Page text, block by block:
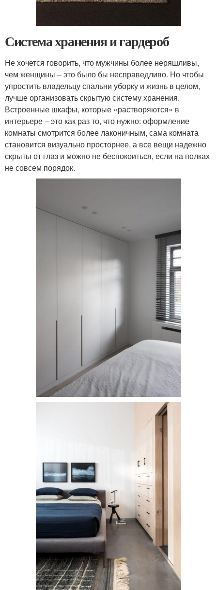
Система хранения и гардероб
Не хочется говорить, что мужчины более неряшливы,
чем женщины – это было бы несправедливо. Но чтобы
упростить владельцу спальни уборку и жизнь в целом,
лучше организовать скрытую систему хранения.
Встроенные шкафы, которые «растворяются» в
интерьере – это как раз то, что нужно: оформление
комнаты смотрится более лаконичным, сама комната
становится визуально просторнее, а все вещи надежно
скрыты от глаз и можно не беспокоиться, если на полках
не совсем порядок.